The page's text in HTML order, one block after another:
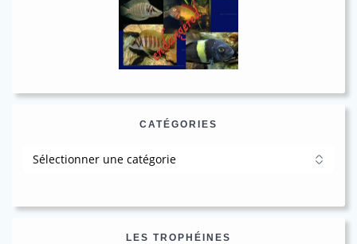
CATÉGORIES
LES TROPHÉINES